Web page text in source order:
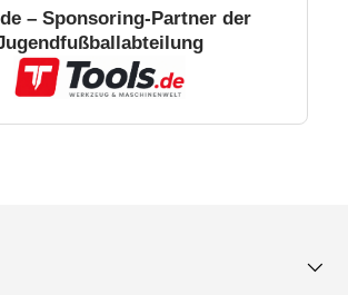
– Sponsoring-Partner der